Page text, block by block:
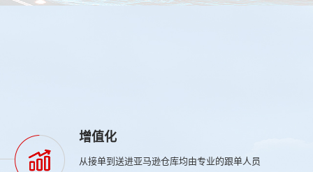
增值化
从接单到送进亚马逊仓库均由专业的跟单人员